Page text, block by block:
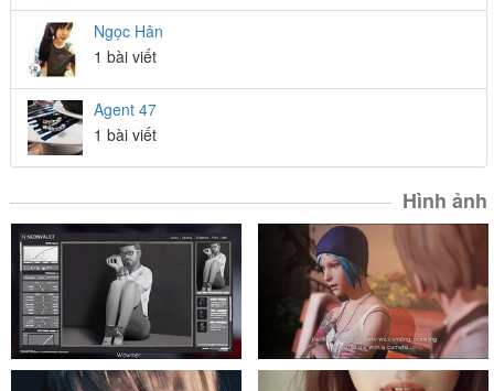
Ngọc Hân
1 bài viết
Agent 47
1 bài viết
Hình ảnh